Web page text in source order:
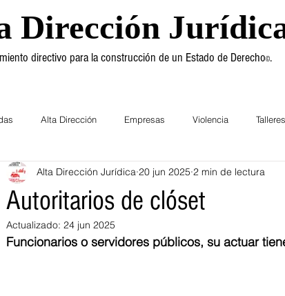
Dirección
directivo para la construcción de un Estado de Derecho©.
Alta Dirección Empresas Violencia Talleres
Mercadotecnia Derechos Humanos Cursos
Autoritarios de clóset
Alta Dirección Jurídica 20 jun 2025 2 min de lectura
Actualizado: 24 jun 2025
Funcionarios o servidores públicos, su actuar